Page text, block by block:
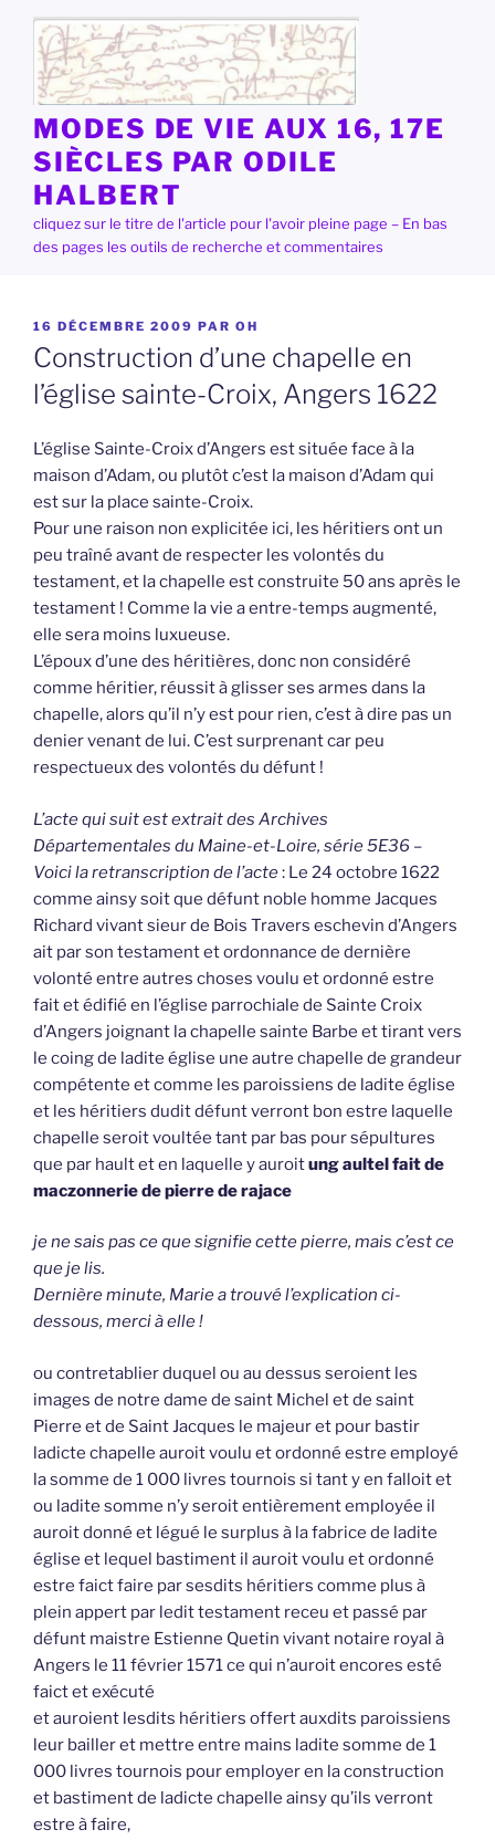
contenu
principal
MODES DE VIE AUX 16, 17E
SIÈCLES PAR ODILE
HALBERT
cliquez sur le titre de l'article pour l'avoir pleine page – En bas
des pages les outils de recherche et commentaires
PUBLIÉ
LE
16 DÉCEMBRE 2009 PAR OH
Construction d’une chapelle en
l’église sainte-Croix, Angers 1622
L’église Sainte-Croix d’Angers est située face à la
maison d’Adam, ou plutôt c’est la maison d’Adam qui
est sur la place sainte-Croix.
Pour une raison non explicitée ici, les héritiers ont un
peu traîné avant de respecter les volontés du
testament, et la chapelle est construite 50 ans après le
testament ! Comme la vie a entre-temps augmenté,
elle sera moins luxueuse.
L’époux d’une des héritières, donc non considéré
comme héritier, réussit à glisser ses armes dans la
chapelle, alors qu’il n’y est pour rien, c’est à dire pas un
denier venant de lui. C’est surprenant car peu
respectueux des volontés du défunt !
L’acte qui suit est extrait des Archives
Départementales du Maine-et-Loire, série 5E36 –
Voici la retranscription de l’acte: Le 24 octobre 1622
comme ainsy soit que défunt noble homme Jacques
Richard vivant sieur de Bois Travers eschevin d’Angers
ait par son testament et ordonnance de dernière
volonté entre autres choses voulu et ordonné estre
fait et édifié en l’église parrochiale de Sainte Croix
d’Angers joignant la chapelle sainte Barbe et tirant vers
le coing de ladite église une autre chapelle de grandeur
compétente et comme les paroissiens de ladite église
et les héritiers dudit défunt verront bon estre laquelle
chapelle seroit voultée tant par bas pour sépultures
que par hault et en laquelle y auroitung aultel fait de
maczonnerie de pierre de rajace
je ne sais pas ce que signifie cette pierre, mais c’est ce
que je lis.
Dernière minute, Marie a trouvé l’explication ci-
dessous, merci à elle !
ou contretablier duquel ou au dessus seroient les
images de notre dame de saint Michel et de saint
Pierre et de Saint Jacques le majeur et pour bastir
ladicte chapelle auroit voulu et ordonné estre employé
la somme de 1 000 livres tournois si tant y en falloit et
ou ladite somme n’y seroit entièrement employée il
auroit donné et légué le surplus à la fabrice de ladite
église et lequel bastiment il auroit voulu et ordonné
estre faict faire par sesdits héritiers comme plus à
plein appert par ledit testament receu et passé par
défunt maistre Estienne Quetin vivant notaire royal à
Angers le 11 février 1571 ce qui n’auroit encores esté
faict et exécuté
et auroient lesdits héritiers offert auxdits paroissiens
leur bailler et mettre entre mains ladite somme de 1
000 livres tournois pour employer en la construction
et bastiment de ladicte chapelle ainsy qu’ils verront
estre à faire,